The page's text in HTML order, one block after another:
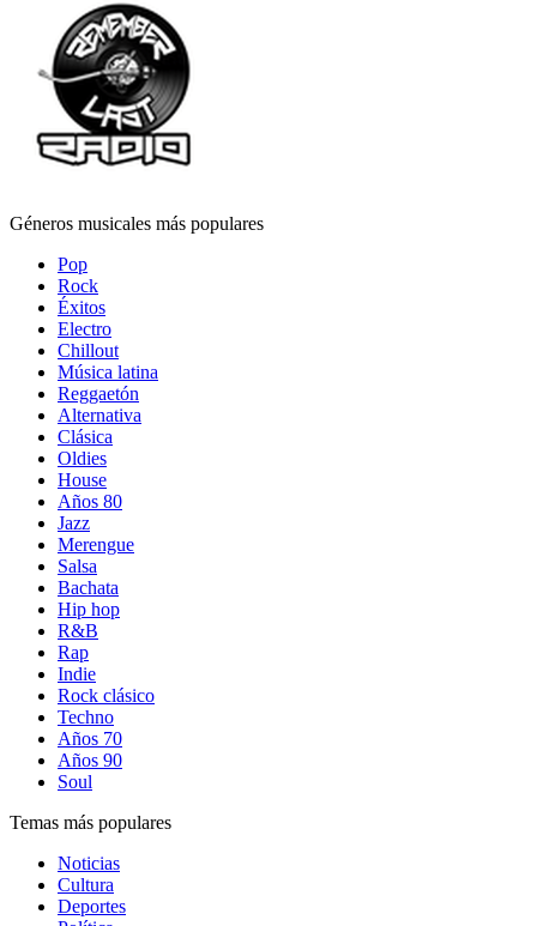
Géneros musicales más populares
Pop
Rock
Éxitos
Electro
Chillout
Música latina
Reggaetón
Alternativa
Clásica
Oldies
House
Años 80
Jazz
Merengue
Salsa
Bachata
Hip hop
R&B
Rap
Indie
Rock clásico
Techno
Años 70
Años 90
Soul
Temas más populares
Noticias
Cultura
Deportes